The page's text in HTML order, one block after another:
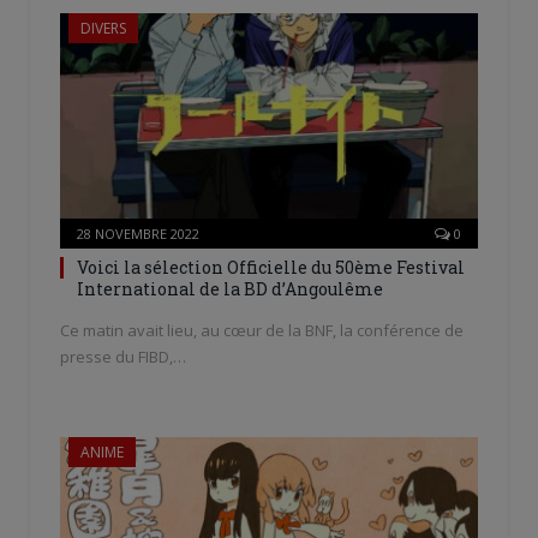
DIVERS
28 NOVEMBRE 2022 0
Voici la sélection Officielle du 50ème Festival
International de la BD d’Angoulême
Ce matin avait lieu, au cœur de la BNF, la conférence de
presse du FIBD,…
ANIME